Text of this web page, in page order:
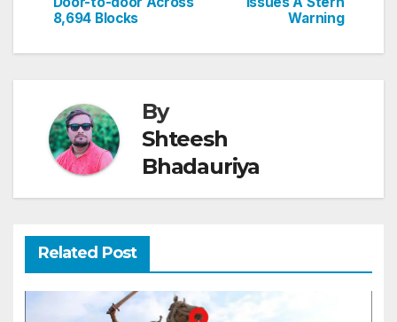
k
Warning
8,694 Blocks
By
Shteesh
Bhadauriya
Related Post